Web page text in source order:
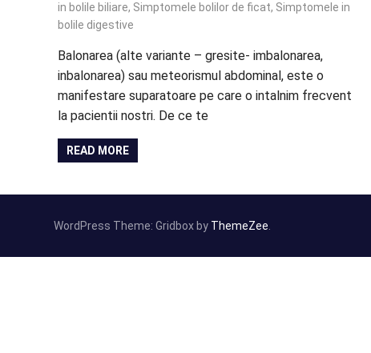
in bolile biliare, Simptomele bolilor de ficat, Simptomele in
bolile digestive
Balonarea (alte variante – gresite- imbalonarea,
inbalonarea) sau meteorismul abdominal, este o
manifestare suparatoare pe care o intalnim frecvent
la pacientii nostri. De ce te
READ MORE
WordPress Theme: Gridbox by ThemeZee.